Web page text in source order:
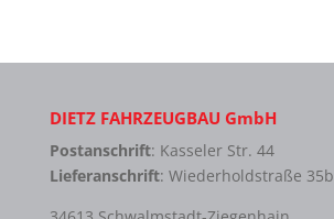
DIETZ FAHRZEUGBAU GmbH
Postanschrift: Kasseler Str. 44
Lieferanschrift: Wiederholdstraße 35b